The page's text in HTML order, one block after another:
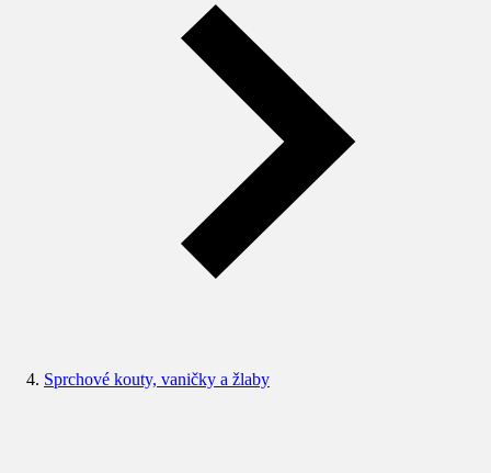
Sprchové kouty, vaničky a žlaby